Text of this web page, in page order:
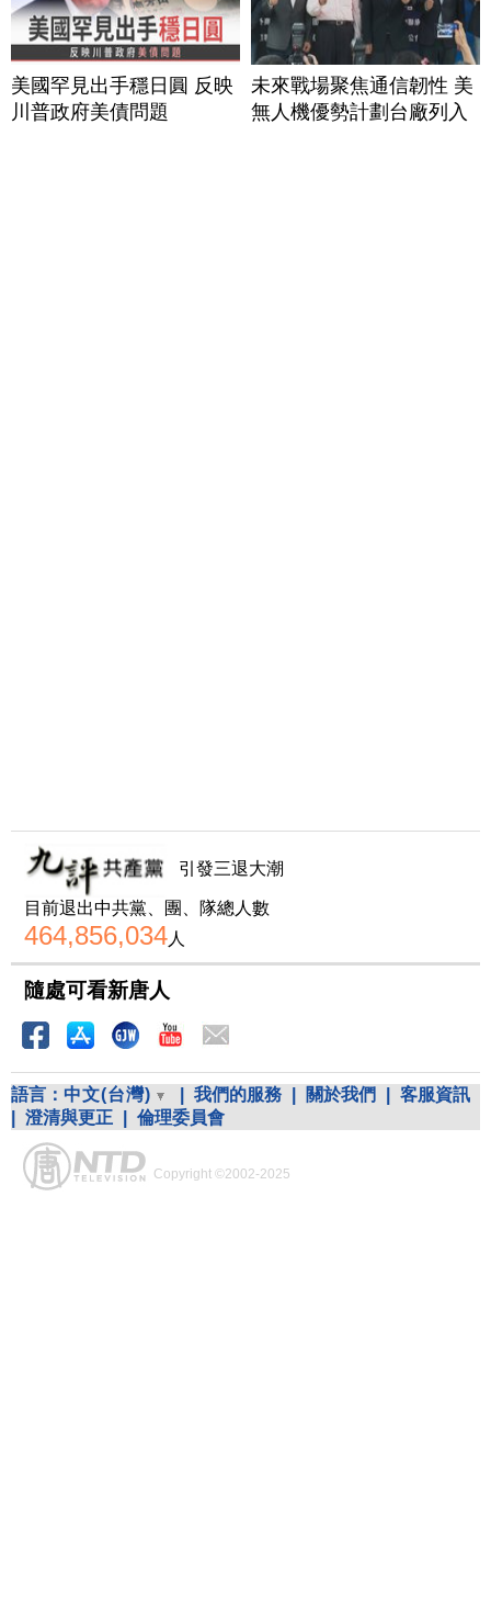
美國罕見出手穩日圓 反映
川普政府美債問題
未來戰場聚焦通信韌性 美
無人機優勢計劃台廠列入
引發三退大潮
目前退出中共黨、團、隊總人數
464,856,034人
隨處可看新唐人
語言： 中文(台灣) 我們的服務 關於我們
客服資訊
澄清與更正 倫理委員會
Copyright ©2002-2025